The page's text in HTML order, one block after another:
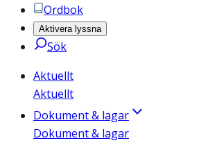
Ordbok
Aktivera lyssna
Sök
Aktuellt
Aktuellt
Dokument & lagar
Dokument & lagar